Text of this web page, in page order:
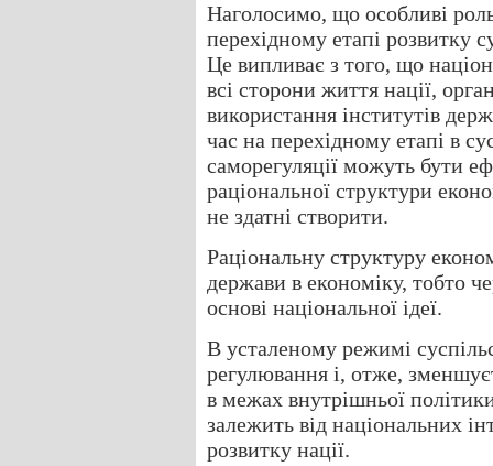
Наголосимо, що особливі
перехідному етапі розвитку
Це випливає з того, що
всі сторони життя нації,
використання інститутів
час на перехідному етапі в
саморегуляції можуть бути
раціональної структури
не здатні створити.
Раціональну структуру
держави в економіку, тобто
основі національної ідеї.
В усталеному режимі
регулювання і, отже,
в межах внутрішньої
залежить від національних
розвитку нації.